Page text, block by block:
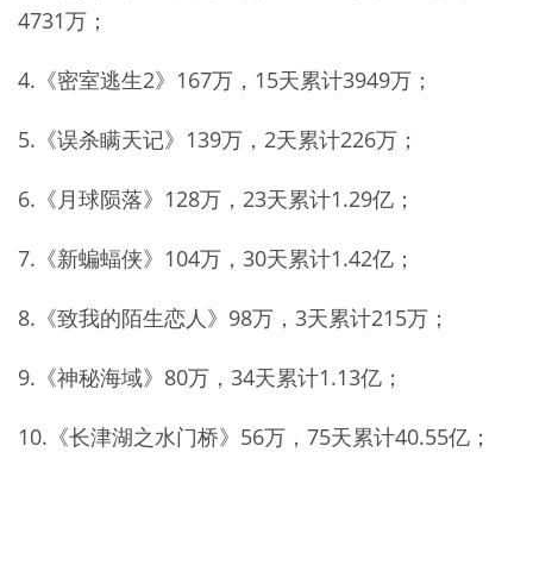
4731万；
4.《密室逃生2》167万，15天累计3949万；
5.《误杀瞒天记》139万，2天累计226万；
6.《月球陨落》128万，23天累计1.29亿；
7.《新蝙蝠侠》104万，30天累计1.42亿；
8.《致我的陌生恋人》98万，3天累计215万；
9.《神秘海域》80万，34天累计1.13亿；
10.《长津湖之水门桥》56万，75天累计40.55亿；